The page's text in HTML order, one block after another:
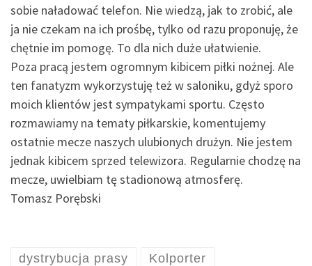
sobie naładować telefon. Nie wiedzą, jak to zrobić, ale
ja nie czekam na ich prośbę, tylko od razu proponuję, że
chętnie im pomogę. To dla nich duże ułatwienie.
Poza pracą jestem ogromnym kibicem piłki nożnej. Ale
ten fanatyzm wykorzystuję też w saloniku, gdyż sporo
moich klientów jest sympatykami sportu. Często
rozmawiamy na tematy piłkarskie, komentujemy
ostatnie mecze naszych ulubionych drużyn. Nie jestem
jednak kibicem sprzed telewizora. Regularnie chodzę na
mecze, uwielbiam tę stadionową atmosferę.
Tomasz Porębski
dystrybucja prasy Kolporter